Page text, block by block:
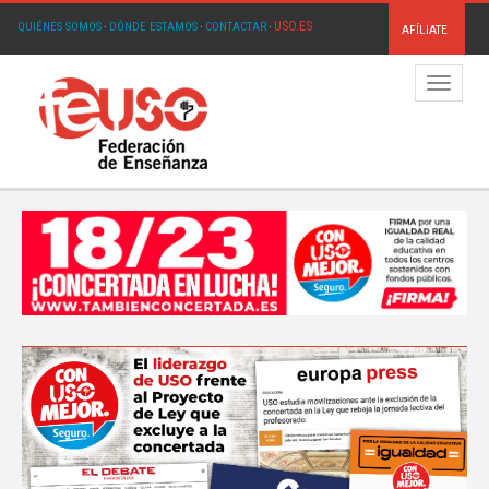
QUIÉNES SOMOS· DÓNDE ESTAMOS· CONTACTAR· USO.ES AFÍLIATE
Menú